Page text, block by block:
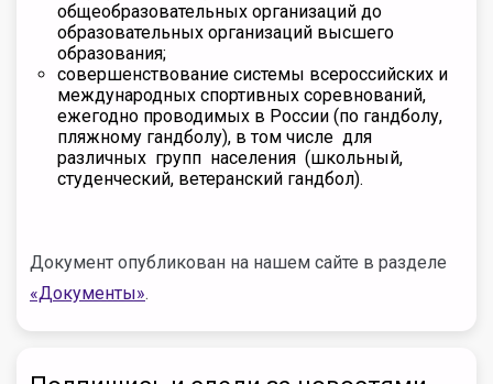
общеобразовательных организаций до
образовательных организаций высшего
образования;
совершенствование системы всероссийских и
международных спортивных соревнований,
ежегодно проводимых в России (по гандболу,
пляжному гандболу), в том числе для
различных групп населения (школьный,
студенческий, ветеранский гандбол).
Документ опубликован на нашем сайте в разделе
«Документы».